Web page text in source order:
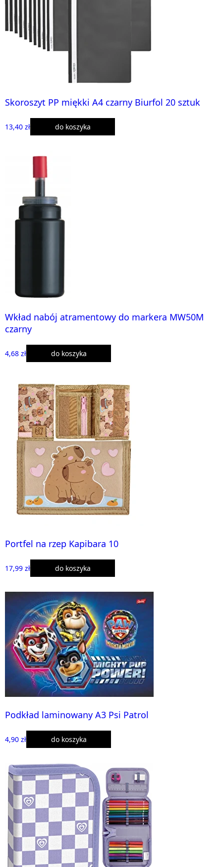
Skoroszyt PP miękki A4 czarny Biurfol 20 sztuk
13,40 zł do koszyka
Wkład nabój atramentowy do markera MW50M
czarny
4,68 zł do koszyka
Portfel na rzep Kapibara 10
17,99 zł do koszyka
Podkład laminowany A3 Psi Patrol
4,90 zł do koszyka